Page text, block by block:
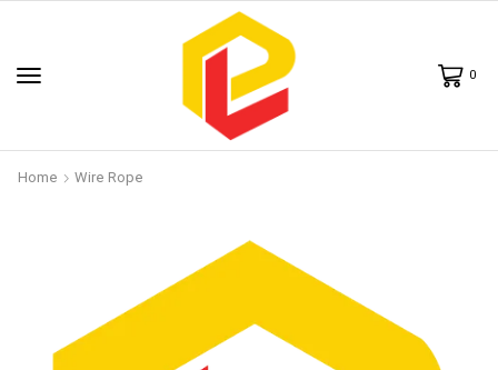
0
Home Wire Rope